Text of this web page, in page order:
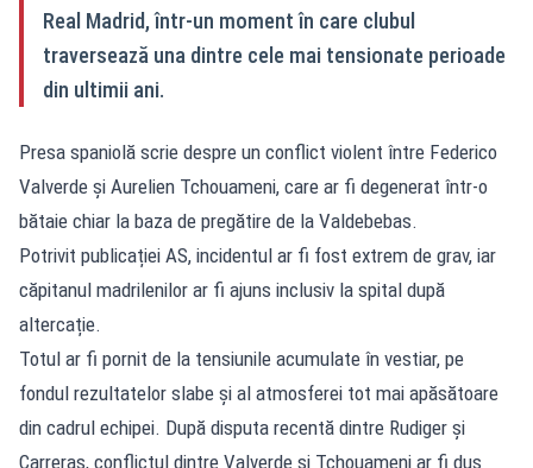
Real Madrid, într-un moment în care clubul
traversează una dintre cele mai tensionate perioade
din ultimii ani.
Presa spaniolă scrie despre un conflict violent între Federico
Valverde și Aurelien Tchouameni, care ar fi degenerat într-o
bătaie chiar la baza de pregătire de la Valdebebas.
Potrivit publicației AS, incidentul ar fi fost extrem de grav, iar
căpitanul madrilenilor ar fi ajuns inclusiv la spital după
altercație.
Totul ar fi pornit de la tensiunile acumulate în vestiar, pe
fondul rezultatelor slabe și al atmosferei tot mai apăsătoare
din cadrul echipei. După disputa recentă dintre Rudiger și
Carreras, conflictul dintre Valverde și Tchouameni ar fi dus